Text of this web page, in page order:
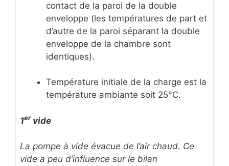
contact de la paroi de la double
enveloppe (les températures de part et
d’autre de la paroi séparant la double
enveloppe de la chambre sont
identiques).
Température initiale de la charge est la
température ambiante soit 25°C.
1ervide
La pompe à vide évacue de l’air chaud. Ce
vide a peu d’influence sur le bilan